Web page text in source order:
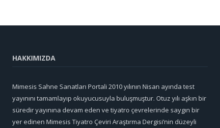
HAKKIMIZDA
Mimesis Sahne Sanatları Portali 2010 yılının Nisan ayında test
yayınını tamamlayıp okuyucusuyla buluşmuştur. Otuz yılı aşkın bir
süredir yayınına devam eden ve tiyatro çevrelerinde saygın bir
yer edinen Mimesis Tiyatro Çeviri Araştırma Dergisi’nin düzeyli